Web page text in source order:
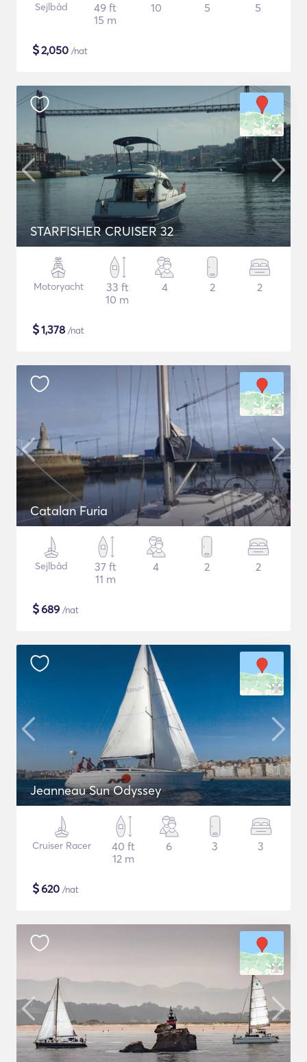
Sejlbåd
49 ft
15 m
10 5 5
$2,050 /nat
STARFISHER CRUISER 32
Motoryacht
33 ft
10 m
4 2 2
$1,378 /nat
Catalan Furia
Sejlbåd
37 ft
11 m
4 2 2
$689 /nat
Jeanneau Sun Odyssey
Cruiser Racer
40 ft
12 m
6 3 3
$620 /nat